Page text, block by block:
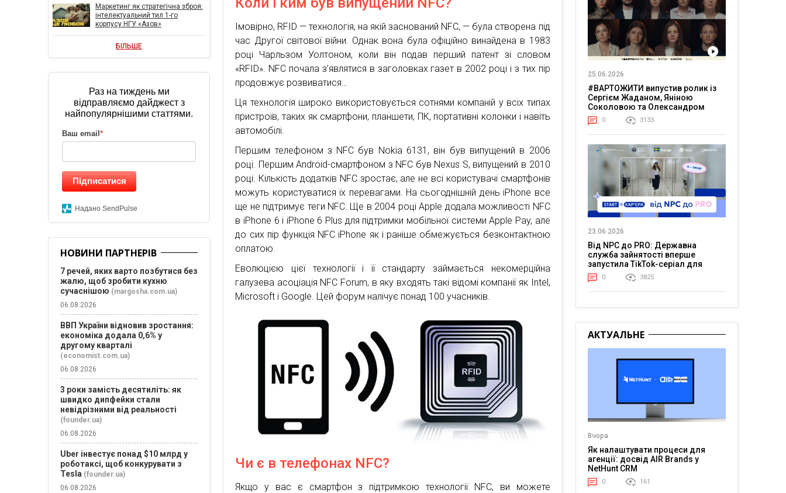
Імовірно, RFID — технологія, на якій заснований NFC, — була створена під
час Другої світової війни. Однак вона була офіційно винайдена в 1983
році Чарльзом Уолтоном, коли він подав перший патент зі словом
«RFID». NFC почала з’являтися в заголовках газет в 2002 році і з тих пір
продовжує розвиватися…
Ця технологія широко використовується сотнями компаній у всіх типах
пристроїв, таких як смартфони, планшети, ПК, портативні колонки і навіть
автомобілі.
Першим телефоном з NFC був Nokia 6131, він був випущений в 2006
році. Першим Android-смартфоном з NFC був Nexus S, випущений в 2010
році. Кількість додатків NFC зростає, але не всі користувачі смартфонів
можуть користуватися їх перевагами. На сьогоднішній день iPhone все
ще не підтримує теги NFC. Ще в 2004 році Apple додала можливості NFC
в iPhone 6 і iPhone 6 Plus для підтримки мобільної системи Apple Pay, але
до сих пір функція NFC iPhone як і раніше обмежується безконтактною
оплатою.
Еволюцією цієї технології і її стандарту займається некомерційна
галузева асоціація NFC Forum, в яку входять такі відомі компанії як Intel,
Microsoft і Google. Цей форум налічує понад 100 учасників.
Чи є в телефонах NFC?
Якщо у вас є смартфон з підтримкою технології NFC, ви можете
Маркетинг як стратегічна зброя:
інтелектуальний тил 1-го
корпусу НГУ «Азов»
БІЛЬШЕ
Раз на тиждень ми
відправляємо дайджест з
найпопулярнішими статтями.
Ваш email *
Підписатися
Надано SendPulse
НОВИНИ ПАРТНЕРІВ
7 речей, яких варто позбутися без
жалю, щоб зробити кухню
сучаснішою (margosha.com.ua)
06.08.2026
ВВП України відновив зростання:
економіка додала 0,6% у
другому кварталі
(economist.com.ua)
06.08.2026
3 роки замість десятиліть: як
швидко дипфейки стали
невідрізними від реальності
(founder.ua)
06.08.2026
Uber інвестує понад $10 млрд у
роботаксі, щоб конкурувати з
Tesla (founder.ua)
06.08.2026
25.06.2026
#ВАРТОЖИТИ випустив ролик із
Сергієм Жаданом, Яніною
Соколовою та Олександром
Тереном про життя в постійній
напрузі
0 3133
23.06.2026
Від NPC до PRO: Державна
служба зайнятості вперше
запустила TikTok-серіал для
молоді
0 3825
АКТУАЛЬНЕ
Вчора
Як налаштувати процеси для
агенції: досвід AIR Brands у
NetHunt CRM
0 161